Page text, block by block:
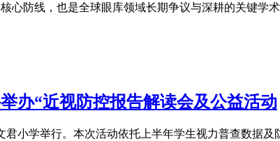
心防线，也是全球眼库领域长期争议与深耕的关键学
办“近视防控报告解读会及公益活动
小学举行。本次活动依托上半年学生视力普查数据